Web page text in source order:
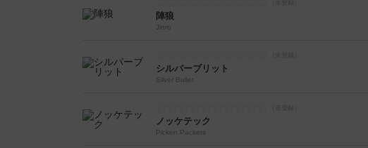
陣狼
Jinro
シルバーブリット
Silver Bullet
ノッケテック
Picken Packers